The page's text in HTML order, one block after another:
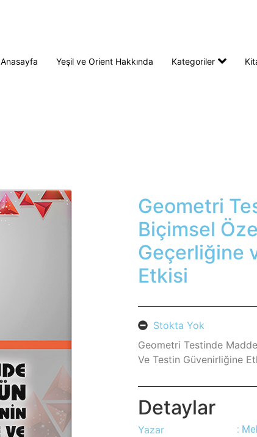
Anasayfa Yeşil ve Orient Hakkında Kategoriler
Geometri
Biçimsel
Geçerliğine
Etkisi
Stokta Yok
Geometri Testinde
Ve Testin Güvenirliğine
Detaylar
Yazar
: